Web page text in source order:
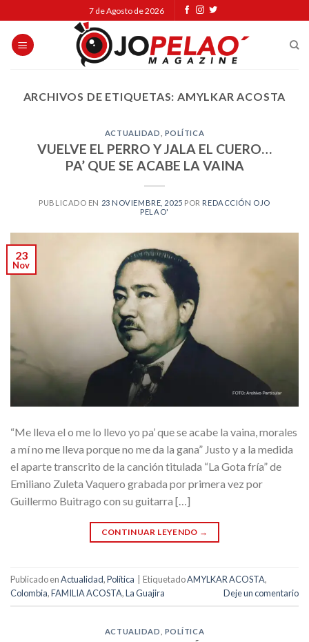
to
content
7 de Agosto de 2026
ARCHIVOS DE ETIQUETAS:AMYLKAR ACOSTA
ACTUALIDAD POLÍTICA
VUELVE EL PERRO Y JALA EL CUERO…
PA’ QUE SE ACABE LA VAINA
PUBLICADO EN 23 NOVIEMBRE, 2025 POR REDACCIÓN OJO
PELAO'
23
Nov
“Me lleva el o me lo llevo yo pa’ que se acabe la vaina, morales
a mí no me lleva porque no me da la gana” Justo y a la medida
el aparte transcrito de la canción titulada “La Gota fría” de
Emiliano Zuleta Vaquero grabada por primera vez por
Guillermo Buitrago con su guitarra […]
CONTINUAR LEYENDO →
Publicado enActualidad,Política EtiquetadoAMYLKAR ACOSTA,
Colombia,FAMILIA ACOSTA,La Guajira Deje un comentario
ACTUALIDAD POLÍTICA